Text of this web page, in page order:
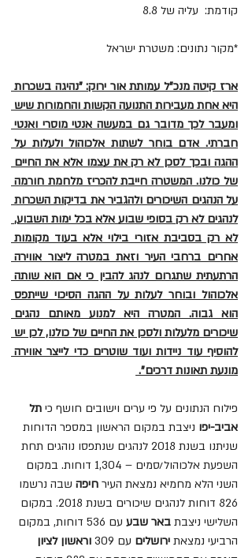
קודמת:  עליה של 8.8
*מקור נתונים: משטרת ישראל
מונעת תאונות דרכים".
פילוח הנתונים על פי ערים וישובים חושף כי תל
אביב-יפו ניצבת במקום הראשון במספר הדוחות
שניתנו בשנת 2018 לנהגים שנתפסו נוהגים תחת
השפעת אלכוהול/סמים – 1,304 דוחות. במקום
השני הלא מחמיא נמצאת העיר חיפה שבה נרשמו
826 דוחות לנהגים שיכורים בשנת 2018. במקום
השלישי ניצבת באר שבע
עם 536 דוחות, במקום
הרביעי נמצאת ירושלים עם 309
וראשון לציון